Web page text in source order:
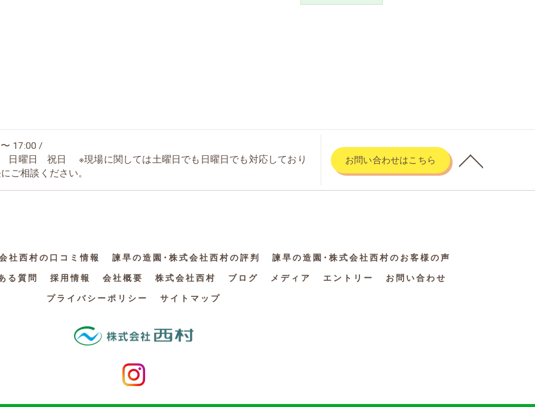
17:00 /
日曜日 祝日 ※現場に関しては土曜日でも日曜日でも対応しており
ご相談ください。
お問い合わせはこちら
社西村の口コミ情報 諫早の造園･株式会社西村の評判 諫早の造園･株式会社西村のお客様の声
る質問 採用情報 会社概要 株式会社西村 ブログ メディア エントリー お問い合わせ
プライバシーポリシー サイトマップ